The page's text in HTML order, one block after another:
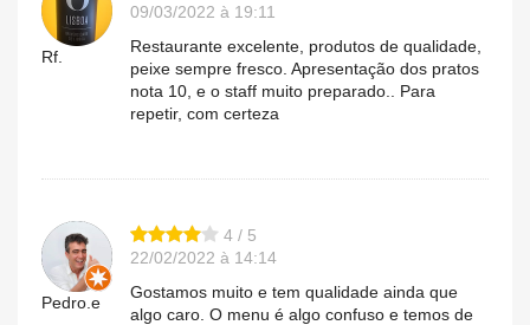
Rf.
09/03/2022 à 19:11
Restaurante excelente, produtos de qualidade,
peixe sempre fresco. Apresentação dos pratos
nota 10, e o staff muito preparado.. Para
repetir, com certeza
Pedro.e
4 / 5
22/02/2022 à 14:14
Gostamos muito e tem qualidade ainda que
algo caro. O menu é algo confuso e temos de